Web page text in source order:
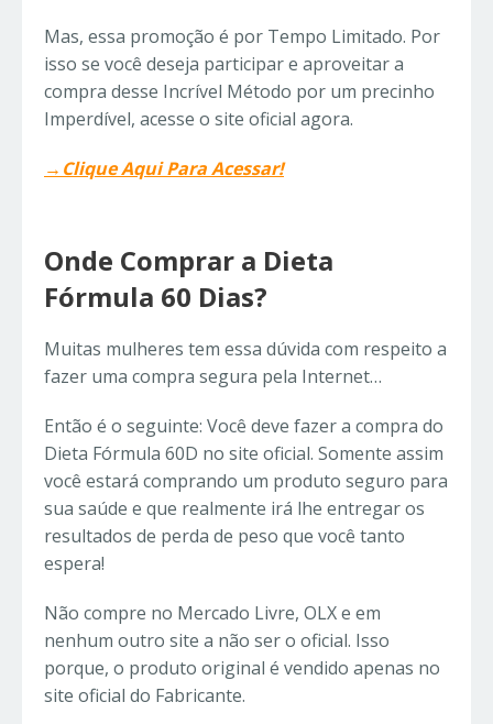
Mas, essa promoção é por Tempo Limitado. Por
isso se você deseja participar e aproveitar a
compra desse Incrível Método por um precinho
Imperdível, acesse o site oficial agora.
→Clique Aqui Para Acessar!
Onde Comprar a Dieta
Fórmula 60 Dias?
Muitas mulheres tem essa dúvida com respeito a
fazer uma compra segura pela Internet…
Então é o seguinte: Você deve fazer a compra do
Dieta Fórmula 60D no site oficial. Somente assim
você estará comprando um produto seguro para
sua saúde e que realmente irá lhe entregar os
resultados de perda de peso que você tanto
espera!
Não compre no Mercado Livre, OLX e em
nenhum outro site a não ser o oficial. Isso
porque, o produto original é vendido apenas no
site oficial do Fabricante.